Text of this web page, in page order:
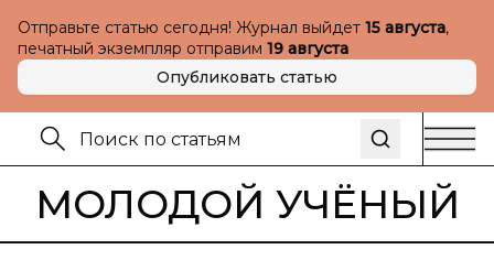
Отправьте статью сегодня! Журнал выйдет 15 августа,
печатный экземпляр отправим 19 августа
Опубликовать статью
МОЛОДОЙ УЧЁНЫЙ